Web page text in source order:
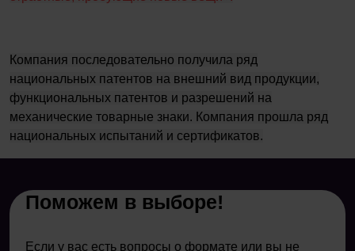
Компания последовательно получила ряд
национальных патентов на внешний вид продукции,
функциональных патентов и разрешений на
механические товарные знаки. Компания прошла ряд
национальных испытаний и сертификатов.
Поможем в выборе!
Если у вас есть вопросы о формате или вы не